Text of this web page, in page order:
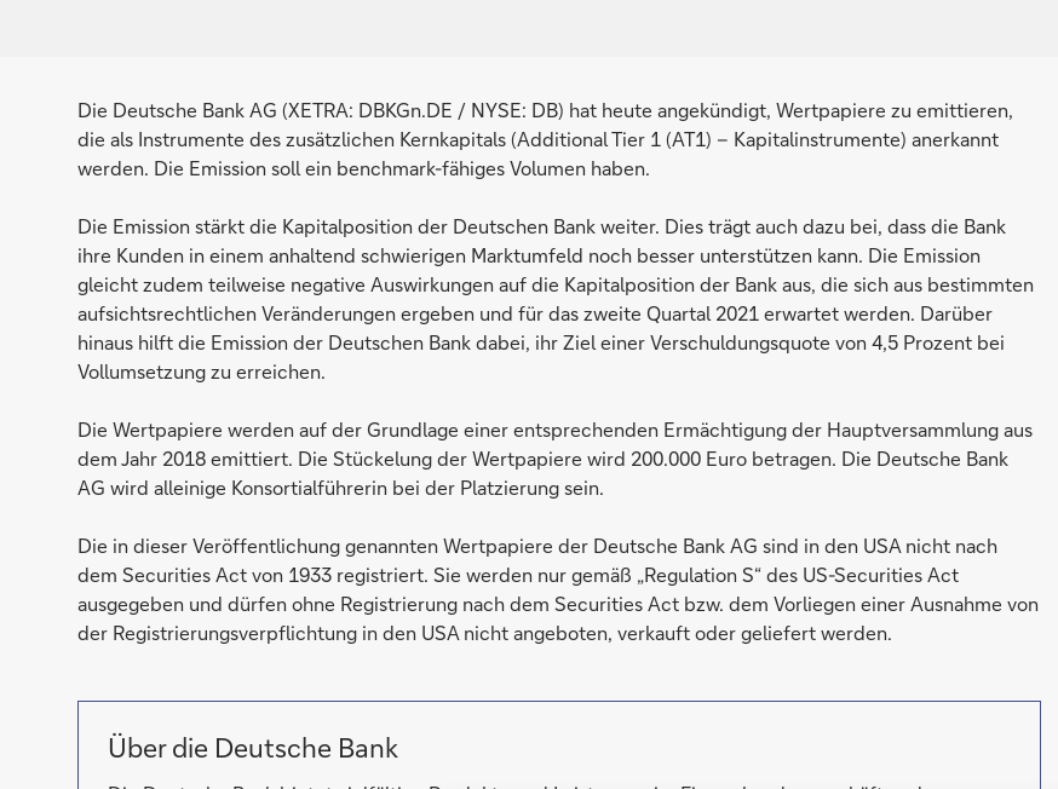
Die Deutsche Bank AG (XETRA: DBKGn.DE / NYSE: DB) hat heute angekündigt, Wertpapiere zu emittieren,
die als Instrumente des zusätzlichen Kernkapitals (Additional Tier 1 (AT1) – Kapitalinstrumente) anerkannt
werden. Die Emission soll ein benchmark-fähiges Volumen haben.
Die Emission stärkt die Kapitalposition der Deutschen Bank weiter. Dies trägt auch dazu bei, dass die Bank
ihre Kunden in einem anhaltend schwierigen Marktumfeld noch besser unterstützen kann. Die Emission
gleicht zudem teilweise negative Auswirkungen auf die Kapitalposition der Bank aus, die sich aus bestimmten
aufsichtsrechtlichen Veränderungen ergeben und für das zweite Quartal 2021 erwartet werden. Darüber
hinaus hilft die Emission der Deutschen Bank dabei, ihr Ziel einer Verschuldungsquote von 4,5 Prozent bei
Vollumsetzung zu erreichen.
Die Wertpapiere werden auf der Grundlage einer entsprechenden Ermächtigung der Hauptversammlung aus
dem Jahr 2018 emittiert. Die Stückelung der Wertpapiere wird 200.000 Euro betragen. Die Deutsche Bank
AG wird alleinige Konsortialführerin bei der Platzierung sein.
Die in dieser Veröffentlichung genannten Wertpapiere der Deutsche Bank AG sind in den USA nicht nach
dem Securities Act von 1933 registriert. Sie werden nur gemäß „Regulation S“ des US-Securities Act
ausgegeben und dürfen ohne Registrierung nach dem Securities Act bzw. dem Vorliegen einer Ausnahme von
der Registrierungsverpflichtung in den USA nicht angeboten, verkauft oder geliefert werden.
Über die Deutsche Bank